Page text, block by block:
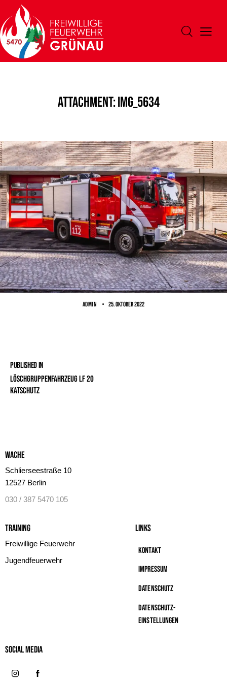
Attachment: IMG_5634
ADMIN 25. Oktober 2022
Published in
Löschgruppenfahrzeug LF 20
KatSchutz
Wache
Schlierseestraße 10
12527 Berlin
030 / 387 5470 105
Training
Freiwillige Feuerwehr
Jugendfeuerwehr
Links
Kontakt
Impressum
Datenschutz
Datenschutz-
Einstellungen
Social MeDIA